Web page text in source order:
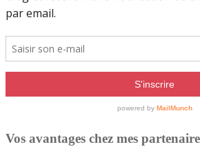
Vos avantages chez mes